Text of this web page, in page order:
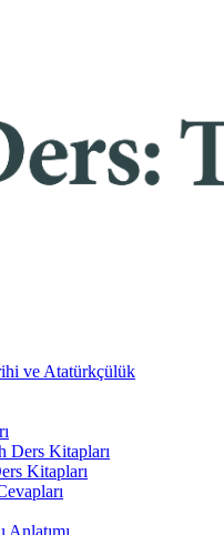
ve Atatürkçülük
Ders Kitapları
Kitapları
Anlatımı